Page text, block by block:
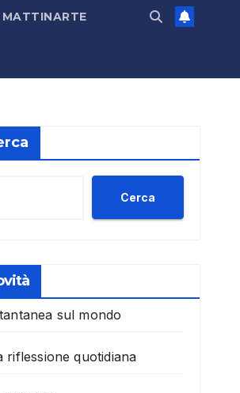
MATTINARTE
Cerca
sul mondo
riflessione quotidiana